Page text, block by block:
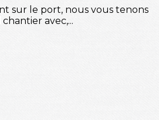
sur le port, nous vous tenons
avec,...